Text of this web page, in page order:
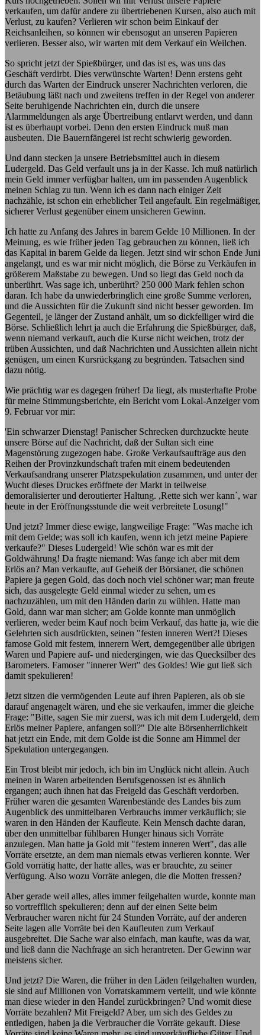
verkaufen, um dafür andere zu übertriebenen Kursen, also auch mit
Verlust, zu kaufen? Verlieren wir schon beim Einkauf der
Reichsanleihen, so können wir ebensogut an unseren Papieren
verlieren. Besser also, wir warten mit dem Verkauf ein Weilchen.
So spricht jetzt der Spießbürger, und das ist es, was uns das
Geschäft verdirbt. Dies verwünschte Warten! Denn erstens geht
durch das Warten der Eindruck unserer Nachrichten verloren, die
Betäubung läßt nach und zweitens treffen in der Regel von anderer
Seite beruhigende Nachrichten ein, durch die unsere
Alarmmeldungen als arge Übertreibung entlarvt werden, und dann
ist es überhaupt vorbei. Denn den ersten Eindruck muß man
ausbeuten. Die Bauernfängerei ist recht schwierig geworden.
Und dann stecken ja unsere Betriebsmittel auch in diesem
Ludergeld. Das Geld verfault uns ja in der Kasse. Ich muß natürlich
mein Geld immer verfügbar halten, um im passenden Augenblick
meinen Schlag zu tun. Wenn ich es dann nach einiger Zeit
nachzähle, ist schon ein erheblicher Teil angefault. Ein regelmäßiger,
sicherer Verlust gegenüber einem unsicheren Gewinn.
Ich hatte zu Anfang des Jahres in barem Gelde 10 Millionen. In der
Meinung, es wie früher jeden Tag gebrauchen zu können, ließ ich
das Kapital in barem Gelde da liegen. Jetzt sind wir schon Ende Juni
angelangt, und es war mir nicht möglich, die Börse zu Verkäufen in
größerem Maßstabe zu bewegen. Und so liegt das Geld noch da
unberührt. Was sage ich, unberührt? 250 000 Mark fehlen schon
daran. Ich habe da unwiederbringlich eine große Summe verloren,
und die Aussichten für die Zukunft sind nicht besser geworden. Im
Gegenteil, je länger der Zustand anhält, um so dickfelliger wird die
Börse. Schließlich lehrt ja auch die Erfahrung die Spießbürger, daß,
wenn niemand verkauft, auch die Kurse nicht weichen, trotz der
trüben Aussichten, und daß Nachrichten und Aussichten allein nicht
genügen, um einen Kursrückgang zu begründen. Tatsachen sind
dazu nötig.
Wie prächtig war es dagegen früher! Da liegt, als musterhafte Probe
für meine Stimmungsberichte, ein Bericht vom Lokal-Anzeiger vom
9. Februar vor mir:
'Ein schwarzer Dienstag! Panischer Schrecken durchzuckte heute
unsere Börse auf die Nachricht, daß der Sultan sich eine
Magenstörung zugezogen habe. Große Verkaufsaufträge aus den
Reihen der Provinzkundschaft trafen mit einem bedeutenden
Verkaufsandrang unserer Platzspekulation zusammen, und unter der
Wucht dieses Druckes eröffnete der Markt in teilweise
demoralisierter und deroutierter Haltung. ,Rette sich wer kann`, war
heute in der Eröffnungsstunde die weit verbreitete Losung!"
Und jetzt? Immer diese ewige, langweilige Frage: "Was mache ich
mit dem Gelde; was soll ich kaufen, wenn ich jetzt meine Papiere
verkaufe?" Dieses Ludergeld! Wie schön war es mit der
Goldwährung! Da fragte niemand: Was fange ich aber mit dem
Erlös an? Man verkaufte, auf Geheiß der Börsianer, die schönen
Papiere ja gegen Gold, das doch noch viel schöner war; man freute
sich, das ausgelegte Geld einmal wieder zu sehen, um es
nachzuzählen, um mit den Händen darin zu wühlen. Hatte man
Gold, dann war man sicher; am Golde konnte man unmöglich
verlieren, weder beim Kauf noch beim Verkauf, das hatte ja, wie die
Gelehrten sich ausdrückten, seinen "festen inneren Wert?! Dieses
famose Gold mit festem, innerern Wert, demgegenüber alle übrigen
Waren und Papiere auf- und niedergingen, wie das Quecksilber des
Barometers. Famoser "innerer Wert" des Goldes! Wie gut ließ sich
damit spekulieren!
Jetzt sitzen die vermögenden Leute auf ihren Papieren, als ob sie
darauf angenagelt wären, und ehe sie verkaufen, immer die gleiche
Frage: "Bitte, sagen Sie mir zuerst, was ich mit dem Ludergeld, dem
Erlös meiner Papiere, anfangen soll?" Die alte Börsenherrlichkeit
hat jetzt ein Ende, mit dem Golde ist die Sonne am Himmel der
Spekulation untergegangen.
Ein Trost bleibt mir jedoch, ich bin im Unglück nicht allein. Auch
meinen in Waren arbeitenden Berufsgenossen ist es ähnlich
ergangen; auch ihnen hat das Freigeld das Geschäft verdorben.
Früher waren die gesamten Warenbestände des Landes bis zum
Augenblick des unmittelbaren Verbrauchs immer verkäuflich; sie
waren in den Händen der Kaufleute. Kein Mensch dachte daran,
über den unmittelbar fühlbaren Hunger hinaus sich Vorräte
anzulegen. Man hatte ja Gold mit "festem inneren Wert", das alle
Vorräte ersetzte, an dem man niemals etwas verlieren konnte. Wer
Gold vorrätig hatte, der hatte alles, was er brauchte, zu seiner
Verfügung. Also wozu Vorräte anlegen, die die Motten fressen?
Aber gerade weil alles, alles immer feilgehalten wurde, konnte man
so vortrefflich spekulieren; denn auf der einen Seite beim
Verbraucher waren nicht für 24 Stunden Vorräte, auf der anderen
Seite lagen alle Vorräte bei den Kaufleuten zum Verkauf
ausgebreitet. Die Sache war also einfach, man kaufte, was da war,
und ließ dann die Nachfrage an sich herantreten. Der Gewinn war
meistens sicher.
Und jetzt? Die Waren, die früher in den Läden feilgehalten wurden,
sie sind auf Millionen von Vorratskammern verteilt, und wie könnte
man diese wieder in den Handel zurückbringen? Und womit diese
Vorräte bezahlen? Mit Freigeld? Aber, um sich des Geldes zu
entledigen, haben ja die Verbraucher die Vorräte gekauft. Diese